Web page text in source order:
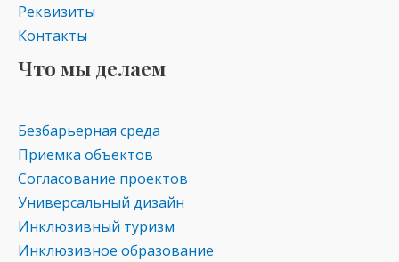
Реквизиты
Контакты
Что мы делаем
Безбарьерная среда
Приемка объектов
Согласование проектов
Универсальный дизайн
Инклюзивный туризм
Инклюзивное образование